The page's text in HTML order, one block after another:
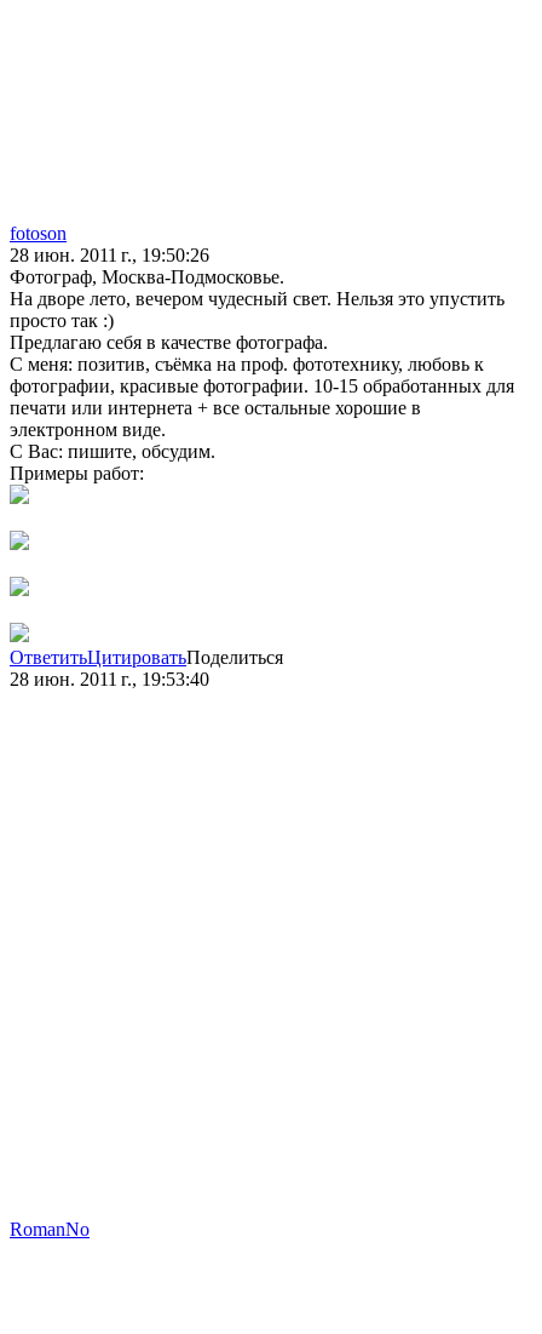
fotoson
28 июн. 2011 г., 19:50:26
Фотограф, Москва-Подмосковье.
На дворе лето, вечером чудесный свет. Нельзя это упустить
просто так :)
Предлагаю себя в качестве фотографа.
С меня: позитив, съёмка на проф. фототехнику, любовь к
фотографии, красивые фотографии. 10-15 обработанных для
печати или интернета + все остальные хорошие в
электронном виде.
С Вас: пишите, обсудим.
Примеры работ:
ОтветитьЦитироватьПоделиться
28 июн. 2011 г., 19:53:40
RomanNo